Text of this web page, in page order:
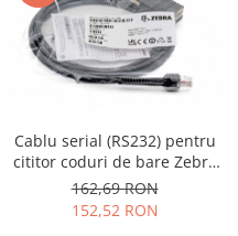
Cablu serial (RS232) pentru
cititor coduri de bare Zebra
LS2208 / DS2208
162,69 RON
152,52 RON